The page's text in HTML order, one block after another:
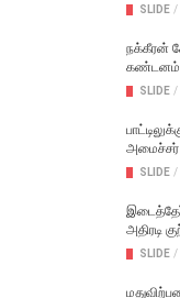
SLIDE /
நக்கீரன்
கண்டனம்
SLIDE /
அமைச்சர்
SLIDE /
அதிரடி
SLIDE /